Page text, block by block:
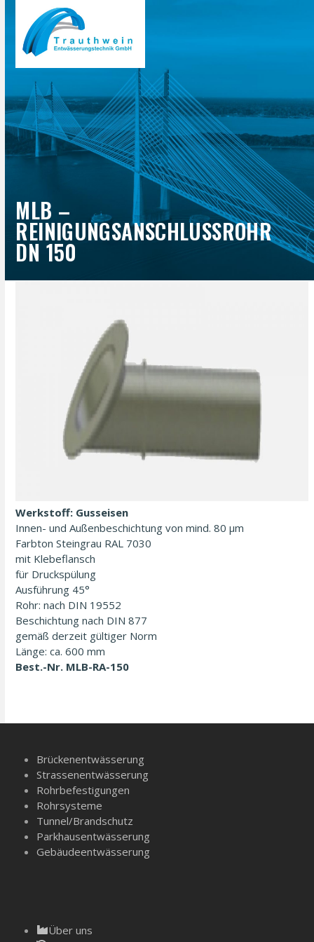
content
MLB –
REINIGUNGSANSCHLUSSROHR
DN 150
Werkstoff: Gusseisen
Innen- und Außen­beschichtung von mind. 80 µm
Farbton Steingrau RAL 7030
mit Klebeflansch
für Druckspülung
Ausführung 45°
Rohr: nach DIN 19552
Beschichtung nach DIN 877
gemäß derzeit gültiger Norm
Länge: ca. 600 mm
Best.-Nr. MLB-RA-150
Brückenentwässerung
Strassenentwässerung
Rohrbefestigungen
Rohrsysteme
Tunnel/­Brandschutz
Parkhausentwässerung
Gebäudeentwässerung
Über uns